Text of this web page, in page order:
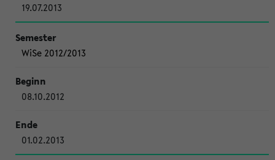
19.07.2013
WiSe 2012/2013
08.10.2012
01.02.2013